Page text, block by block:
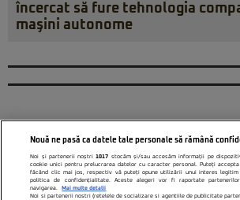
încercat să fure tehnologia
maşini autonome
Nouă ne pasă ca datele tale personale să rămână
Noi și partenerii noștri1017 stocăm și/sau accesăm informații pe
cookie unici pentru prelucrarea datelor cu caracter personal. Puteți
făcând clic mai jos, respectiv vă puteți opune utilizării unui interes legitim
politica de confidențialitate. Aceste alegeri vor fi raportate
navigarea.
Mai multe detalii
Noi si partenerii nostri (retelele de socializare si agentiile de publicitate